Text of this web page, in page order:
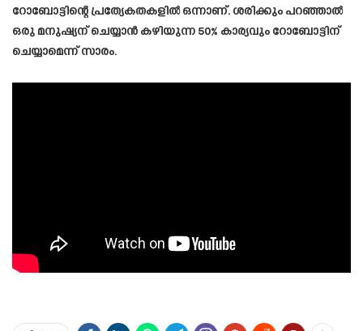
റോബോട്ടിന്റെ പ്രത്യേകതകളിൽ ഒന്നാണ്. ശരിക്കും പറഞ്ഞാൽ
ഒരു മനുഷ്യന് ചെയ്യാൻ കഴിയുന്ന 50% കാര്യവും റോബോട്ടിന്
ചെയ്യാമെന്ന് സാരം.